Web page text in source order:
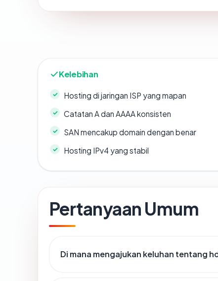
Kelebihan
Hosting di jaringan ISP yang mapan
Catatan A dan AAAA konsisten
SAN mencakup domain dengan benar
Hosting IPv4 yang stabil
Pertanyaan Umum
Di mana mengajukan keluhan tentang